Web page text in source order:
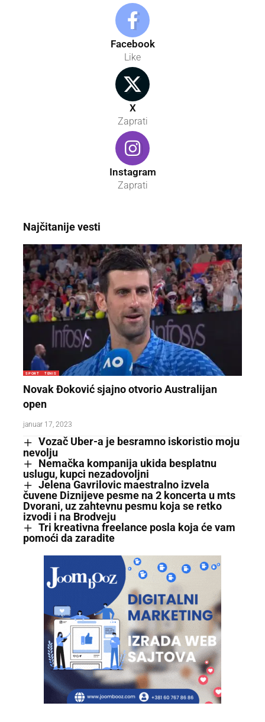
Facebook
Like
X
Zaprati
Instagram
Zaprati
Najčitanije vesti
SPORT TENIS
Novak Đoković sjajno otvorio Australijan
open
januar 17, 2023
Vozač Uber-a je besramno iskoristio moju
nevolju
Nemačka kompanija ukida besplatnu
uslugu, kupci nezadovoljni
Jelena Gavrilovic maestralno izvela
čuvene Diznijeve pesme na 2 koncerta u mts
Dvorani, uz zahtevnu pesmu koja se retko
izvodi i na Brodveju
Tri kreativna freelance posla koja će vam
pomoći da zaradite